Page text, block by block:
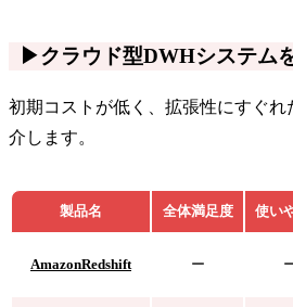
▶クラウド型DWHシステム
初期コストが低く、拡張性にすぐ
介します。
製品名 全体満足度 使い
AmazonRedshift ー